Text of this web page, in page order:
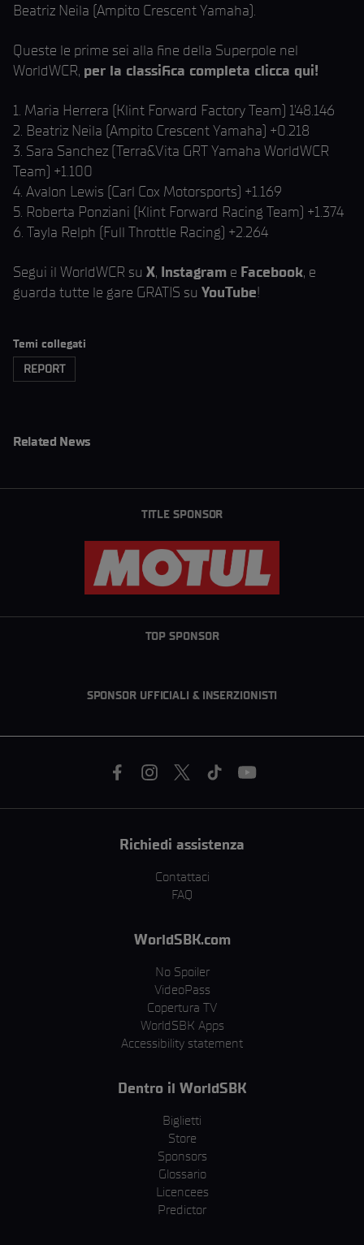
Beatriz Neila (Ampito Crescent Yamaha).
Queste le prime sei alla fine della Superpole nel
WorldWCR, per la classifica completa clicca qui!
1. Maria Herrera (Klint Forward Factory Team) 1’48.146
2. Beatriz Neila (Ampito Crescent Yamaha) +0.218
3. Sara Sanchez (Terra&Vita GRT Yamaha WorldWCR
Team) +1.100
4. Avalon Lewis (Carl Cox Motorsports) +1.169
5. Roberta Ponziani (Klint Forward Racing Team) +1.374
6. Tayla Relph (Full Throttle Racing) +2.264
Segui il WorldWCR su X, Instagram e Facebook, e
guarda tutte le gare GRATIS su YouTube!
Temi collegati
REPORT
Related News
TITLE SPONSOR
TOP SPONSOR
SPONSOR UFFICIALI & INSERZIONISTI
Richiedi assistenza
Contattaci
FAQ
WorldSBK.com
No Spoiler
VideoPass
Copertura TV
WorldSBK Apps
Accessibility statement
Dentro il WorldSBK
Biglietti
Store
Sponsors
Glossario
Licencees
Predictor